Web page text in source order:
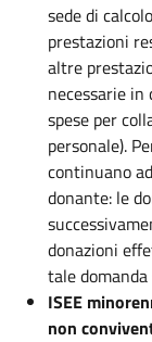
sede di
prestazioni
altre
necessarie
spese per
personale).
continuano
donante: le
donazioni
tale
ISEE
non